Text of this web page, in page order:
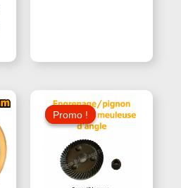
Promo !
Promo !
Prix
Initial
Était :
Le